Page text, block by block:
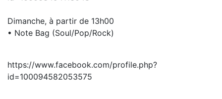
Dimanche, à partir de 13h00
• Note Bag (Soul/Pop/Rock)
https://www.facebook.com/profile.php?
id=100094582053575